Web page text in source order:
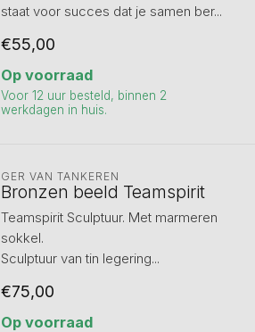
staat voor succes dat je samen ber...
€55,00
Op voorraad
Voor 12 uur besteld, binnen 2
werkdagen in huis.
GER VAN TANKEREN
Bronzen beeld Teamspirit
Teamspirit Sculptuur. Met marmeren
sokkel.
Sculptuur van tin legering...
€75,00
Op voorraad